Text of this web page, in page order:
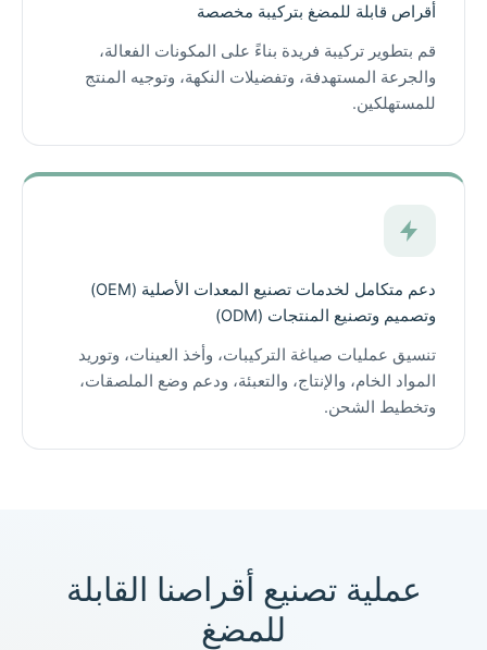
أقراص قابلة للمضغ بتركيبة مخصصة
قم بتطوير تركيبة فريدة بناءً على المكونات الفعالة،
والجرعة المستهدفة، وتفضيلات النكهة، وتوجيه المنتج
للمستهلكين.
دعم متكامل لخدمات تصنيع المعدات الأصلية (OEM)
وتصميم وتصنيع المنتجات (ODM)
تنسيق عمليات صياغة التركيبات، وأخذ العينات، وتوريد
المواد الخام، والإنتاج، والتعبئة، ودعم وضع الملصقات،
وتخطيط الشحن.
عملية تصنيع أقراصنا القابلة
للمضغ